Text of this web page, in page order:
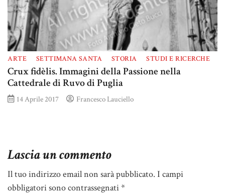
ARTE SETTIMANA SANTA STORIA STUDI E RICERCHE
Crux fidèlis. Immagini della Passione nella
Cattedrale di Ruvo di Puglia
14 Aprile 2017 Francesco Lauciello
Lascia un commento
Il tuo indirizzo email non sarà pubblicato. I campi
obbligatori sono contrassegnati*